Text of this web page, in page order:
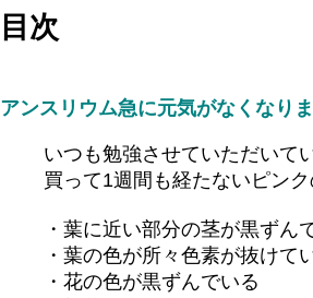
目次
アンスリウム急に元気がなくなり
いつも勉強させていただいて
買って1週間も経たないピン
・葉に近い部分の茎が黒ずん
・葉の色が所々色素が抜けて
・花の色が黒ずんでいる